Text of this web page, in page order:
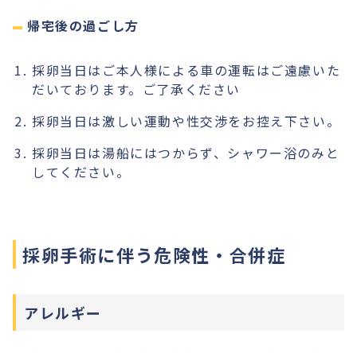
帰宅後の過ごし方
採卵当日はご本人様による車の運転はご遠慮いた
だいております。ご了承ください
採卵当日は激しい運動や性交渉をお控え下さい。
採卵当日は湯船にはつからず、シャワー浴のみと
してください。
採卵手術に伴う危険性・合併症
アレルギー